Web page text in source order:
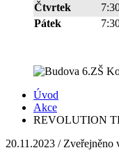
Čtvrtek
Pátek
Úvod
Akce
REVOLUTION
20.11.2023 / Zveřejněno